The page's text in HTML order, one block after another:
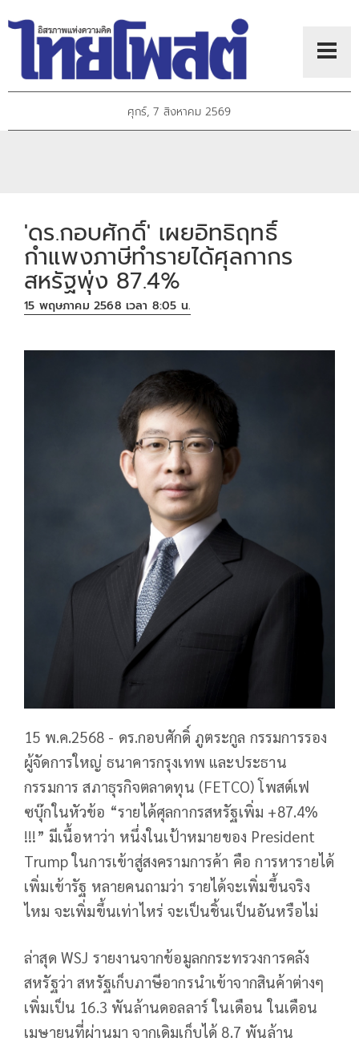
ศุกร์, 7 สิงหาคม 2569
'ดร.กอบศักดิ์' เผยอิทธิฤทธิ์
กำแพงภาษีทำรายได้ศุลกากร
สหรัฐพุ่ง 87.4%
15 พฤษภาคม 2568 เวลา 8:05 น.
15 พ.ค.2568 - ดร.กอบศักดิ์ ภูตระกูล กรรมการรอง
ผู้จัดการใหญ่ ธนาคารกรุงเทพ และประธาน
กรรมการ สภาธุรกิจตลาดทุน (FETCO) โพสต์เฟ
ซบุ๊กในหัวข้อ “รายได้ศุลกากรสหรัฐเพิ่ม +87.4%
!!!” มีเนื้อหาว่า หนึ่งในเป้าหมายของ President
Trump ในการเข้าสู่สงครามการค้า คือ การหารายได้
เพิ่มเข้ารัฐ หลายคนถามว่า รายได้จะเพิ่มขึ้นจริง
ไหม จะเพิ่มขึ้นเท่าไหร่ จะเป็นชิ้นเป็นอันหรือไม่
ล่าสุด WSJ รายงานจากข้อมูลกกระทรวงการคลัง
สหรัฐว่า สหรัฐเก็บภาษีอากรนำเข้าจากสินค้าต่างๆ
เพิ่มเป็น 16.3 พันล้านดอลลาร์ ในเดือน ในเดือน
เมษายนที่ผ่านมา จากเดิมเก็บได้ 8.7 พันล้าน